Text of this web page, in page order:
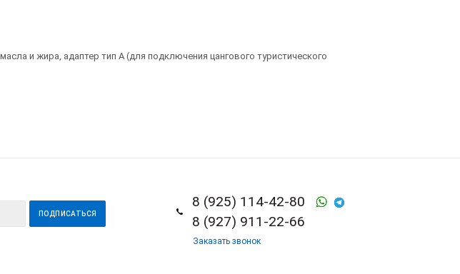
и жира, адаптер тип А (для подключения цангового туристического
8 (925) 114-42-80
8 (927) 911-22-66
Заказать звонок